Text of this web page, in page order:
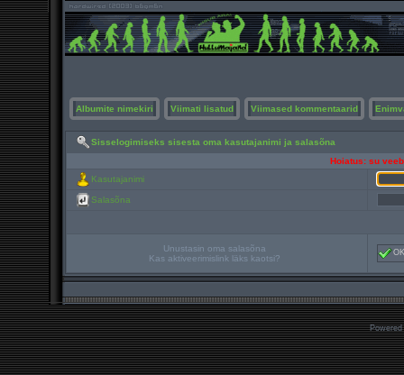
Albumite nimekiri Viimati lisatud Viimased kommentaarid
Sisselogimiseks sisesta oma kasutajanimi ja salasõna
Hoiatus: su
Kasutajanimi
Salasõna
Unustasin oma salasõna
Kas aktiveerimislink läks kaotsi?
OK